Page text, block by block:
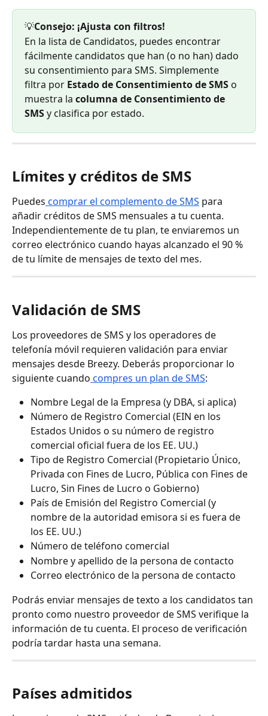
💡Consejo: ¡Ajusta con filtros!
En la lista de Candidatos, puedes encontrar
fácilmente candidatos que han (o no han) dado
su consentimiento para SMS. Simplemente
filtra por Estado de Consentimiento de SMS o
muestra la columna de Consentimiento de
SMS y clasifica por estado.
Límites y créditos de SMS
Puedes comprar el complemento de SMS para
añadir créditos de SMS mensuales a tu cuenta.
Independientemente de tu plan, te enviaremos un
correo electrónico cuando hayas alcanzado el 90 %
de tu límite de mensajes de texto del mes.
Validación de SMS
Los proveedores de SMS y los operadores de
telefonía móvil requieren validación para enviar
mensajes desde Breezy. Deberás proporcionar lo
siguiente cuando compres un plan de SMS:
Nombre Legal de la Empresa (y DBA, si aplica)
Número de Registro Comercial (EIN en los
Estados Unidos o su número de registro
comercial oficial fuera de los EE. UU.)
Tipo de Registro Comercial (Propietario Único,
Privada con Fines de Lucro, Pública con Fines de
Lucro, Sin Fines de Lucro o Gobierno)
País de Emisión del Registro Comercial (y
nombre de la autoridad emisora si es fuera de
los EE. UU.)
Número de teléfono comercial
Nombre y apellido de la persona de contacto
Correo electrónico de la persona de contacto
Podrás enviar mensajes de texto a los candidatos tan
pronto como nuestro proveedor de SMS verifique la
información de tu cuenta. El proceso de verificación
podría tardar hasta una semana.
Países admitidos